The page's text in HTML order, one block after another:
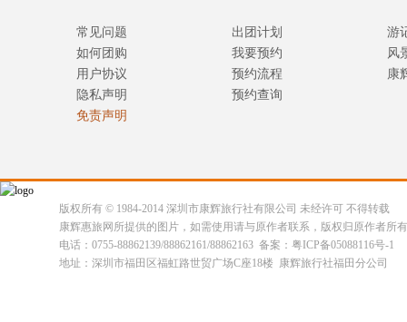
常见问题
如何团购
用户协议
隐私声明
免责声明
出团计划
我要预约
预约流程
预约查询
游
风
康
版权所有 © 1984-2014 深圳市康辉旅行社有限公司 未经许可 不得转载
康辉惠旅网所提供的图片，如需使用请与原作者联系，版权归原作者所
电话：0755-88862139/88862161/88862163 备案：粤ICP备05088116号-1
地址：深圳市福田区福虹路世贸广场C座18楼 康辉旅行社福田分公司